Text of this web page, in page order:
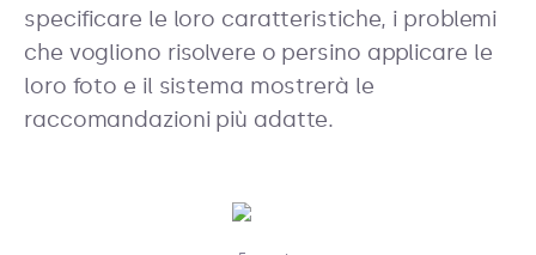
specificare le loro caratteristiche, i problemi
che vogliono risolvere o persino applicare le
loro foto e il sistema mostrerà le
raccomandazioni più adatte.